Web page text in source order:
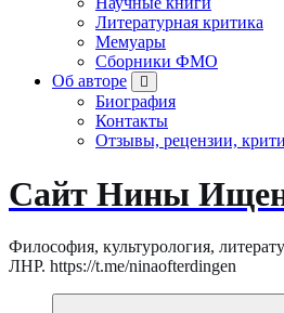
Литературная критика
Мемуары
Сборники ФМО
Об авторе
Биография
Контакты
Отзывы, рецензии,
Сайт Нины
Философия, культурология,
ЛНР. https://t.me/ninaofterdingen